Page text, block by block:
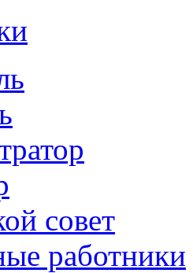
совет
работники